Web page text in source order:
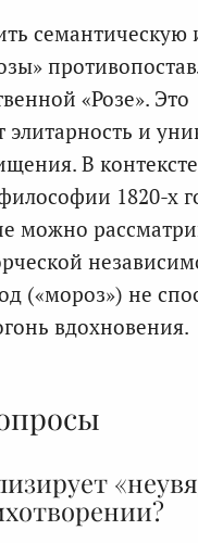
семантическую
«Розе». Это
элитарность и
В контексте
1820-х
можно
(«мороз») не
вдохновения.